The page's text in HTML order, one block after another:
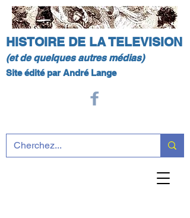
HISTOIRE DE LA TELEVISION
(et de quelques autres médias)
Site édité par André Lange